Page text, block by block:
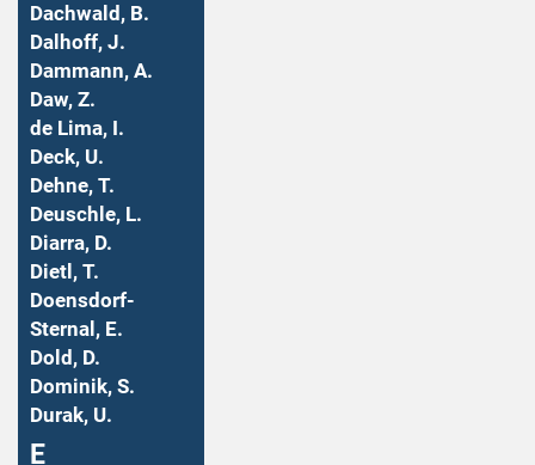
Dachwald, B.
Dalhoff, J.
Dammann, A.
Daw, Z.
de Lima, I.
Deck, U.
Dehne, T.
Deuschle, L.
Diarra, D.
Dietl, T.
Doensdorf-
Sternal, E.
Dold, D.
Dominik, S.
Durak, U.
E